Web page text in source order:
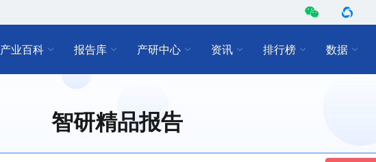
产业百科 报告库 产研中心 资讯 排行榜 数据
智研精品报告